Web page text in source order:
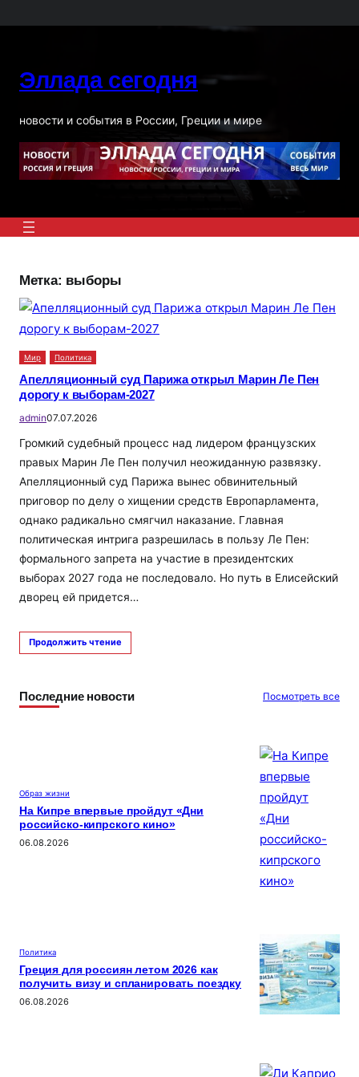
к
Эллада сегодня
новости и события в России, Греции и мире
Метка: выборы
Мир Политика
Апелляционный суд Парижа открыл Марин Ле Пен
дорогу к выборам-2027
admin07.07.2026
Громкий судебный процесс над лидером французских
правых Марин Ле Пен получил неожиданную развязку.
Апелляционный суд Парижа вынес обвинительный
приговор по делу о хищении средств Европарламента,
однако радикально смягчил наказание. Главная
политическая интрига разрешилась в пользу Ле Пен:
формального запрета на участие в президентских
выборах 2027 года не последовало. Но путь в Елисейский
дворец ей придется…
Продолжить чтение
Последние новости Посмотреть все
Образ жизни
На Кипре впервые пройдут «Дни
российско-кипрского кино»
06.08.2026
Политика
Греция для россиян летом 2026 как
получить визу и спланировать поездку
06.08.2026